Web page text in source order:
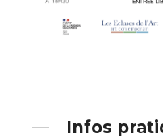
* Champ obligatoire
Infos